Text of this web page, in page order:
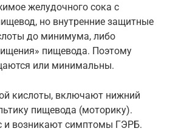
желудочного сока с
но внутренние защитные
до минимума, либо
пищевода. Поэтому
или минимальны.
кислоты, включают нижний
пищевода (моторику).
и возникают симптомы ГЭРБ.